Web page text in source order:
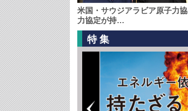
米国・サウジアラビア原子力協
力協定が持…
特集